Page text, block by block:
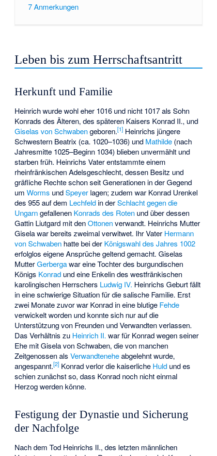
7Anmerkungen
Leben bis zum Herrschaftsantritt
Herkunft und Familie
Heinrich wurde wohl eher 1016 und nicht 1017 als Sohn
Konrads des Älteren, des späteren Kaisers Konrad II., und
Giselas von Schwabengeboren.[1] Heinrichs jüngere
Schwestern Beatrix (ca. 1020–1036) und Mathilde (nach
Jahresmitte 1025–Beginn 1034) blieben unvermählt und
starben früh. Heinrichs Vater entstammte einem
rheinfränkischen Adelsgeschlecht, dessen Besitz und
gräfliche Rechte schon seit Generationen in der Gegend
umWorms undSpeyer lagen; zudem war Konrad Urenkel
des 955 auf dem Lechfeld in derSchlacht gegen die
Ungarngefallenen Konrads des Roten und über dessen
Gattin Liutgard mit denOttonenverwandt. Heinrichs Mutter
Gisela war bereits zweimal verwitwet. Ihr Vater Hermann
von Schwaben hatte bei der Königswahl des Jahres 1002
erfolglos eigene Ansprüche geltend gemacht. Giselas
MutterGerbergawar eine Tochter des burgundischen
Königs Konrad und eine Enkelin des westfränkischen
karolingischen Herrschers Ludwig IV. Heinrichs Geburt fällt
in eine schwierige Situation für die salische Familie. Erst
zwei Monate zuvor war Konrad in eine blutige Fehde
verwickelt worden und konnte sich nur auf die
Unterstützung von Freunden und Verwandten verlassen.
Das Verhältnis zu Heinrich II. war für Konrad wegen seiner
Ehe mit Gisela von Schwaben, die von manchen
Zeitgenossen alsVerwandteneheabgelehnt wurde,
angespannt.[2] Konrad verlor die kaiserliche Huld und es
schien zunächst so, dass Konrad noch nicht einmal
Herzog werden könne.
Festigung der Dynastie und Sicherung
der Nachfolge
Nach dem Tod Heinrichs II., des letzten männlichen